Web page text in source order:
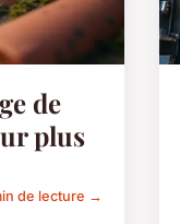
de
plus
de lecture →